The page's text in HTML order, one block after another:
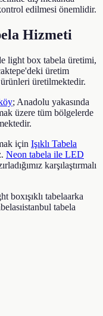
edilmesi önemlidir.
Hizmeti
light box tabela üretimi,
üretim
üretilmektedir.
; Anadolu yakasında
üzere tüm bölgelerde
için Işıklı Tabela
Neon tabela ile LED
karşılaştırmalı
boxışıklı tabelaarka
istanbul tabela